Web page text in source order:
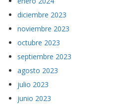
diciembre 2023
noviembre 2023
octubre 2023
septiembre 2023
agosto 2023
julio 2023
junio 2023